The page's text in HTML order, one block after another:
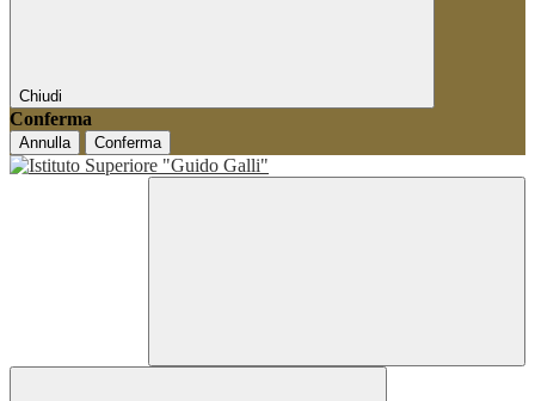
Chiudi
Conferma
Annulla Conferma